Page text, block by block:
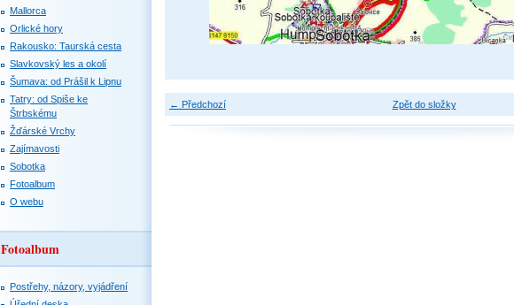
← Předchozí Zpět do složky
Mallorca
Orlické hory
Rakousko: Taurská cesta
Slavkovský les a okolí
Šumava: od Prášil k Lipnu
Tatry: od Spiše ke
Štrbskému
Žďárské Vrchy
Zajímavosti
Sobotka
Fotoalbum
O webu
Fotoalbum
Postřehy, názory, vyjádření